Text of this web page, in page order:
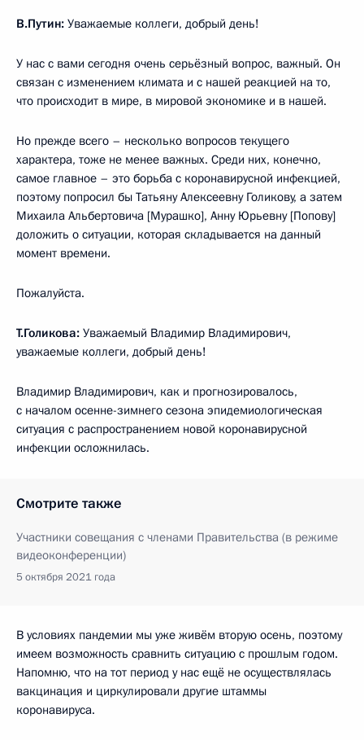
В.Путин: Уважаемые коллеги, добрый день!
У нас с вами сегодня очень серьёзный вопрос, важный. Он
связан с изменением климата и с нашей реакцией на то,
что происходит в мире, в мировой экономике и в нашей.
Но прежде всего – несколько вопросов текущего
характера, тоже не менее важных. Среди них, конечно,
самое главное – это борьба с коронавирусной инфекцией,
поэтому попросил бы Татьяну Алексеевну Голикову, а затем
Михаила Альбертовича [Мурашко], Анну Юрьевну [Попову]
доложить о ситуации, которая складывается на данный
момент времени.
Пожалуйста.
Т.Голикова: Уважаемый Владимир Владимирович,
уважаемые коллеги, добрый день!
Владимир Владимирович, как и прогнозировалось,
с началом осенне-зимнего сезона эпидемиологическая
ситуация с распространением новой коронавирусной
инфекции осложнилась.
Смотрите также
Участники совещания с членами Правительства (в режиме
видеоконференции)
5 октября 2021 года
В условиях пандемии мы уже живём вторую осень, поэтому
имеем возможность сравнить ситуацию с прошлым годом.
Напомню, что на тот период у нас ещё не осуществлялась
вакцинация и циркулировали другие штаммы
коронавируса.